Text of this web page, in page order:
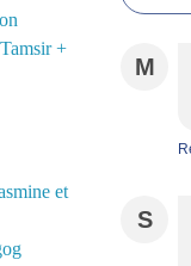
+
et
M
S